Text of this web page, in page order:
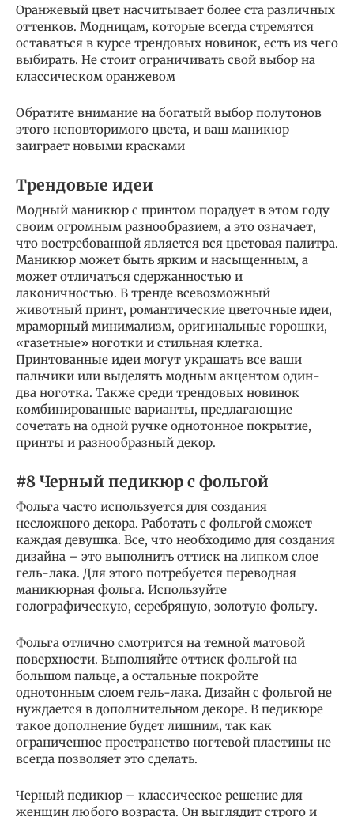
Оранжевый цвет насчитывает более ста различных
оттенков. Модницам, которые всегда стремятся
оставаться в курсе трендовых новинок, есть из чего
выбирать. Не стоит ограничивать свой выбор на
классическом оранжевом
Обратите внимание на богатый выбор полутонов
этого неповторимого цвета, и ваш маникюр
заиграет новыми красками
Трендовые идеи
Модный маникюр с принтом порадует в этом году
своим огромным разнообразием, а это означает,
что востребованной является вся цветовая палитра.
Маникюр может быть ярким и насыщенным, а
может отличаться сдержанностью и
лаконичностью. В тренде всевозможный
животный принт, романтические цветочные идеи,
мраморный минимализм, оригинальные горошки,
«газетные» ноготки и стильная клетка.
Принтованные идеи могут украшать все ваши
пальчики или выделять модным акцентом один-
два ноготка. Также среди трендовых новинок
комбинированные варианты, предлагающие
сочетать на одной ручке однотонное покрытие,
принты и разнообразный декор.
#8 Черный педикюр с фольгой
Фольга часто используется для создания
несложного декора. Работать с фольгой сможет
каждая девушка. Все, что необходимо для создания
дизайна – это выполнить оттиск на липком слое
гель-лака. Для этого потребуется переводная
маникюрная фольга. Используйте
голографическую, серебряную, золотую фольгу.
Фольга отлично смотрится на темной матовой
поверхности. Выполняйте оттиск фольгой на
большом пальце, а остальные покройте
однотонным слоем гель-лака. Дизайн с фольгой не
нуждается в дополнительном декоре. В педикюре
такое дополнение будет лишним, так как
ограниченное пространство ногтевой пластины не
всегда позволяет это сделать.
Черный педикюр – классическое решение для
женщин любого возраста. Он выглядит строго и